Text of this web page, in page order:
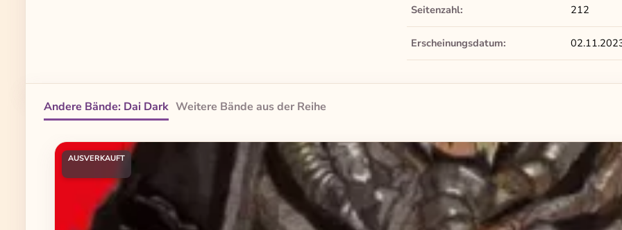
Seitenzahl: 212
Erscheinungsdatum:
Andere Bände: Dai Dark Weitere Bände aus der Reihe
Produktgalerie überspringen
AUSVERKAUFT